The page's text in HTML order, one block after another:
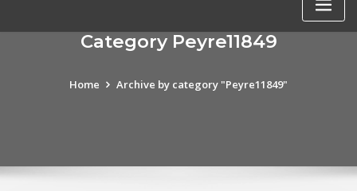
Category Peyre11849
Home Archive by category "Peyre11849"